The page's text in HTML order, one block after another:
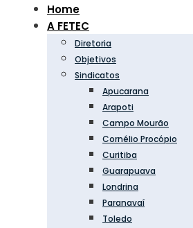
Home
A FETEC
Diretoria
Objetivos
Sindicatos
Apucarana
Arapoti
Campo Mourão
Cornélio Procópio
Curitiba
Guarapuava
Londrina
Paranavaí
Toledo